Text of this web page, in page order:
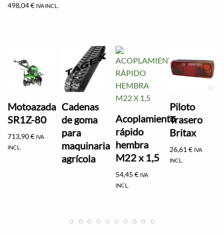
498,04€ IVA INCL.
Motoazada
SR1Z-80
713,90€ IVA
INCL.
Cadenas
de goma
para
maquinaria
agrícola
Acoplamiento
rápido
hembra
M22 x 1,5
54,45€ IVA
INCL.
Piloto
Trasero
Britax
26,61€ IVA
INCL.